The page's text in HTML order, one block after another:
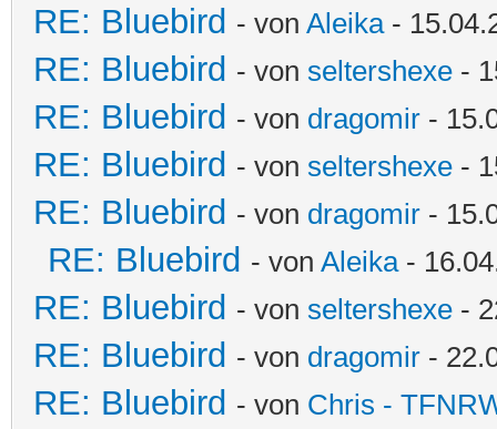
RE: Bluebird - von Aleika-
RE: Bluebird - von seltershexe -
RE: Bluebird - von dragomir -
RE: Bluebird - von seltershexe -
RE: Bluebird - von dragomir -
RE: Bluebird - von Aleika-
RE: Bluebird - von seltershexe -
RE: Bluebird - von dragomir -
RE: Bluebird - von Chris -